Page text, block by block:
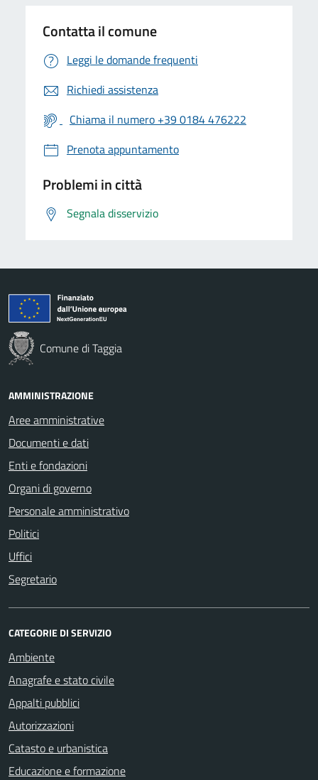
Contatta il comune
Leggi le domande frequenti
Richiedi assistenza
Chiama il numero +39 0184 476222
Prenota appuntamento
Problemi in città
Segnala disservizio
Comune di Taggia
AMMINISTRAZIONE
Aree amministrative
Documenti e dati
Enti e fondazioni
Organi di governo
Personale amministrativo
Politici
Uffici
Segretario
CATEGORIE DI SERVIZIO
Ambiente
Anagrafe e stato civile
Appalti pubblici
Autorizzazioni
Catasto e urbanistica
Educazione e formazione